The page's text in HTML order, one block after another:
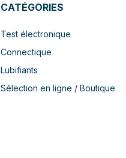
CATÉGORIES
Test électronique
Connectique
Lubifiants
Sélection en ligne / Boutique